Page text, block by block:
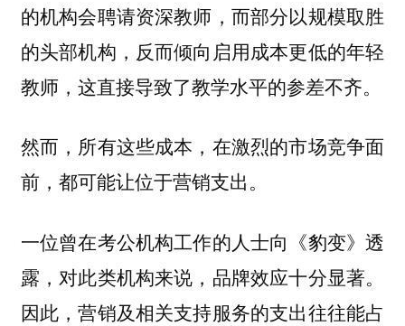
的机构会聘请资深教师，而部分以规模取胜
的头部机构，反而倾向启用成本更低的年轻
教师，这直接导致了教学水平的参差不齐。
然而，所有这些成本， 在激烈的市场竞争面
前，都可能让位于营销支出。
一位曾在考公机构工作的人士向《豹变》透
露，对此类机构来说，品牌效应十分显著。
因此，营销及相关支持服务的支出往往能占